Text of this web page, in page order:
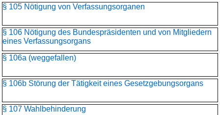
§ 105 Nötigung von Verfassungsorganen
§ 106 Nötigung des Bundespräsidenten und von Mitgliedern
eines Verfassungsorgans
§ 106a (weggefallen)
§ 106b Störung der Tätigkeit eines Gesetzgebungsorgans
§ 107 Wahlbehinderung